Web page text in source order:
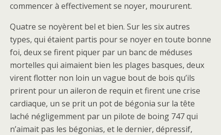
commencer à effectivement se noyer, moururent.
Quatre se noyèrent bel et bien. Sur les six autres
types, qui étaient partis pour se noyer en toute bonne
foi, deux se firent piquer par un banc de méduses
mortelles qui aimaient bien les plages basques, deux
virent flotter non loin un vague bout de bois qu’ils
prirent pour un aileron de requin et firent une crise
cardiaque, un se prit un pot de bégonia sur la tête
laché négligemment par un pilote de boing 747 qui
n’aimait pas les bégonias, et le dernier, dépressif,